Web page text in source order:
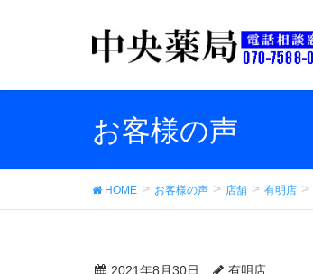
お客様の声
HOME お客様の声 店舗 有明店
2021年8月30日 有明店